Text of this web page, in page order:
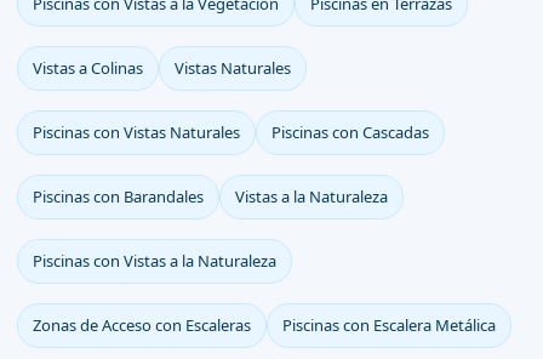
Vistas a Colinas Vistas Naturales
Piscinas con Vistas Naturales Piscinas con Cascadas
Piscinas con Barandales Vistas a la Naturaleza
Piscinas con Vistas a la Naturaleza
Zonas de Acceso con Escaleras Piscinas con Escalera Metálica